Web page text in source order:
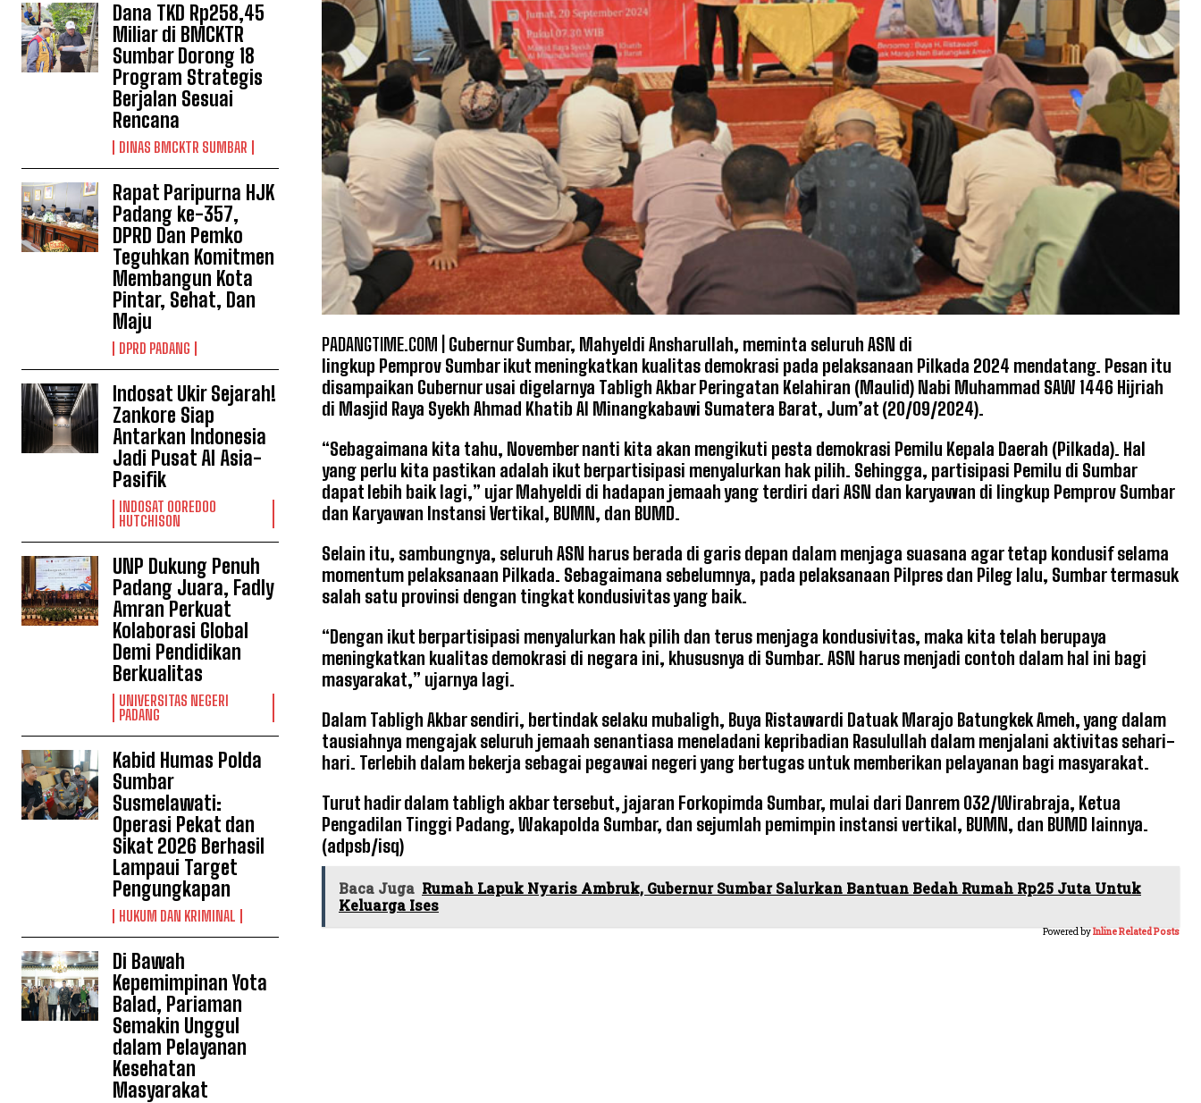
Dana TKD Rp258,45
Miliar di BMCKTR
Sumbar Dorong 18
Program Strategis
Berjalan Sesuai
Rencana
DINAS BMCKTR SUMBAR
Rapat Paripurna HJK
Padang ke-357,
DPRD Dan Pemko
Teguhkan Komitmen
Membangun Kota
Pintar, Sehat, Dan
Maju
DPRD PADANG
Indosat Ukir Sejarah!
Zankore Siap
Antarkan Indonesia
Jadi Pusat AI Asia-
Pasifik
INDOSAT OOREDOO
HUTCHISON
UNP Dukung Penuh
Padang Juara, Fadly
Amran Perkuat
Kolaborasi Global
Demi Pendidikan
Berkualitas
UNIVERSITAS NEGERI
PADANG
Kabid Humas Polda
Sumbar
Susmelawati:
Operasi Pekat dan
Sikat 2026 Berhasil
Lampaui Target
Pengungkapan
HUKUM DAN KRIMINAL
Di Bawah
Kepemimpinan Yota
Balad, Pariaman
Semakin Unggul
dalam Pelayanan
Kesehatan
Masyarakat
PADANGTIME.COM | Gubernur Sumbar, Mahyeldi Ansharullah, meminta seluruh ASN di
lingkup Pemprov Sumbar ikut meningkatkan kualitas demokrasi pada pelaksanaan Pilkada 2024 mendatang. Pesan itu
disampaikan Gubernur usai digelarnya Tabligh Akbar Peringatan Kelahiran (Maulid) Nabi Muhammad SAW 1446 Hijriah
di Masjid Raya Syekh Ahmad Khatib Al Minangkabawi Sumatera Barat, Jum’at (20/09/2024).
“Sebagaimana kita tahu, November nanti kita akan mengikuti pesta demokrasi Pemilu Kepala Daerah (Pilkada). Hal
yang perlu kita pastikan adalah ikut berpartisipasi menyalurkan hak pilih. Sehingga, partisipasi Pemilu di Sumbar
dapat lebih baik lagi,” ujar Mahyeldi di hadapan jemaah yang terdiri dari ASN dan karyawan di lingkup Pemprov Sumbar
dan Karyawan Instansi Vertikal, BUMN, dan BUMD.
Selain itu, sambungnya, seluruh ASN harus berada di garis depan dalam menjaga suasana agar tetap kondusif selama
momentum pelaksanaan Pilkada. Sebagaimana sebelumnya, pada pelaksanaan Pilpres dan Pileg lalu, Sumbar termasuk
salah satu provinsi dengan tingkat kondusivitas yang baik.
“Dengan ikut berpartisipasi menyalurkan hak pilih dan terus menjaga kondusivitas, maka kita telah berupaya
meningkatkan kualitas demokrasi di negara ini, khususnya di Sumbar. ASN harus menjadi contoh dalam hal ini bagi
masyarakat,” ujarnya lagi.
Dalam Tabligh Akbar sendiri, bertindak selaku mubaligh, Buya Ristawardi Datuak Marajo Batungkek Ameh, yang dalam
tausiahnya mengajak seluruh jemaah senantiasa meneladani kepribadian Rasulullah dalam menjalani aktivitas sehari-
hari. Terlebih dalam bekerja sebagai pegawai negeri yang bertugas untuk memberikan pelayanan bagi masyarakat.
Turut hadir dalam tabligh akbar tersebut, jajaran Forkopimda Sumbar, mulai dari Danrem 032/Wirabraja, Ketua
Pengadilan Tinggi Padang, Wakapolda Sumbar, dan sejumlah pemimpin instansi vertikal, BUMN, dan BUMD lainnya.
(adpsb/isq)
Baca Juga Rumah Lapuk Nyaris Ambruk, Gubernur Sumbar Salurkan Bantuan Bedah Rumah Rp25 Juta Untuk
Keluarga Ises
Powered byInline Related Posts